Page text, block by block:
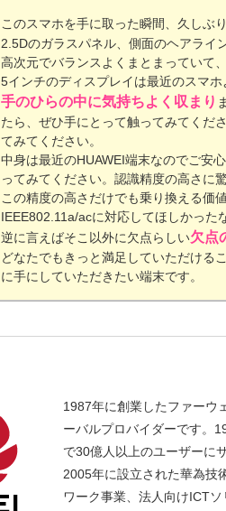
このスマホを手に取った瞬間、久しぶ
2.5Dのガラスパネル、側面のヘアライ
高次元でバランスよくまとまっていて
5インチのディスプレイは最近のスマ
手のひらの中に気持ちよく収まり
たら、ぜひ手にとって触ってみてくだ
てみてください。
中身は最近のHUAWEI端末なのでご安
ってみてください。認識精度の高さに
この精度の高さだけでも乗り換える価
IEEE802.11a/acに対応してほしかっ
逆に言えばそこ以外に欠点らしい欠点
どなたでもきっと満足していただける
に手にしていただきたい端末です。
1987年に創業したファーウ
ーバルプロバイダーです。
で30億人以上のユーザーに
2005年に設立された華為技
ワーク事業、法人向けICT